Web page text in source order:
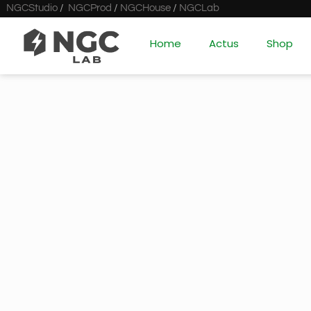
NGCStudio / NGCProd / NGCHouse / NGCLab
Home Actus Shop